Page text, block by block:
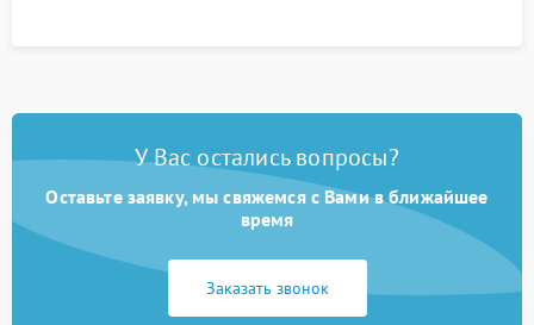
У Вас остались вопросы?
Оставьте заявку, мы свяжемся с Вами в ближайшее
время
Заказать звонок